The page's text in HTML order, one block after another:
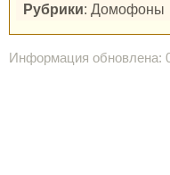
Рубрики: Домофоны
Информация обновлена: